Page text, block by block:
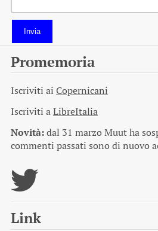
Invia
Promemoria
Iscriviti ai Copernicani
Iscriviti aLibreItalia
Novità:dal 31 marzo Muut ha
commenti passati sono di nuovo
Link